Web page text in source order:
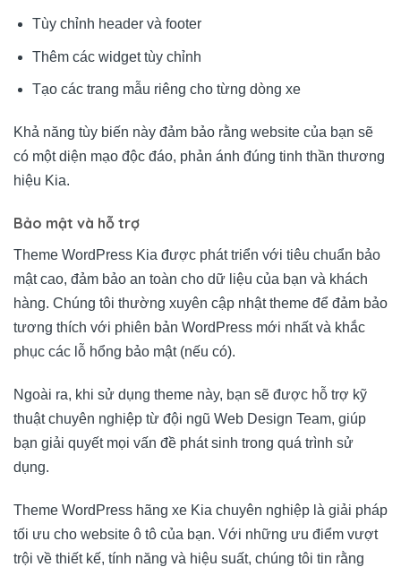
Tùy chỉnh header và footer
Thêm các widget tùy chỉnh
Tạo các trang mẫu riêng cho từng dòng xe
Khả năng tùy biến này đảm bảo rằng website của bạn sẽ
có một diện mạo độc đáo, phản ánh đúng tinh thần thương
hiệu Kia.
Bảo mật và hỗ trợ
Theme WordPress Kia được phát triển với tiêu chuẩn bảo
mật cao, đảm bảo an toàn cho dữ liệu của bạn và khách
hàng. Chúng tôi thường xuyên cập nhật theme để đảm bảo
tương thích với phiên bản WordPress mới nhất và khắc
phục các lỗ hổng bảo mật (nếu có).
Ngoài ra, khi sử dụng theme này, bạn sẽ được hỗ trợ kỹ
thuật chuyên nghiệp từ đội ngũ Web Design Team, giúp
bạn giải quyết mọi vấn đề phát sinh trong quá trình sử
dụng.
Theme WordPress hãng xe Kia chuyên nghiệp là giải pháp
tối ưu cho website ô tô của bạn. Với những ưu điểm vượt
trội về thiết kế, tính năng và hiệu suất, chúng tôi tin rằng